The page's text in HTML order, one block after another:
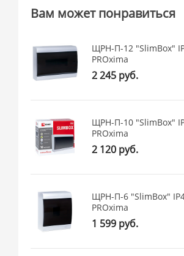
Вам может понравиться
ЩРН-П-12 "SlimBox"
PROxima
2 245 руб.
ЩРН-П-10 "SlimBox"
PROxima
2 120 руб.
ЩРН-П-6 "SlimBox"
PROxima
1 599 руб.